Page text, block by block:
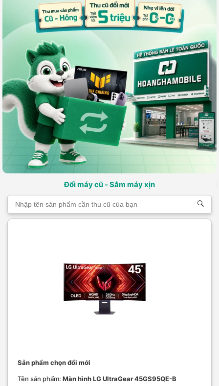
Đổi máy cũ - Sắm máy xịn
Sản phẩm chọn đổi mới
Tên sản phẩm: Màn hình LG UltraGear 45GS95QE-B